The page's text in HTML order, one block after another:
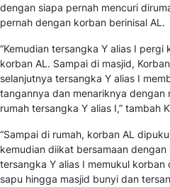
dengan siapa pernah mencuri
pernah dengan korban berinisal AL.
“Kemudian tersangka Y alias I pergi
korban AL. Sampai di masjid,
selanjutnya tersangka Y alias I
tangannya dan menariknya dengan
rumah tersangka Y alias I,” tambah
“Sampai di rumah, korban AL
kemudian diikat bersamaan dengan
tersangka Y alias I memukul
sapu hingga masjid bunyi dan